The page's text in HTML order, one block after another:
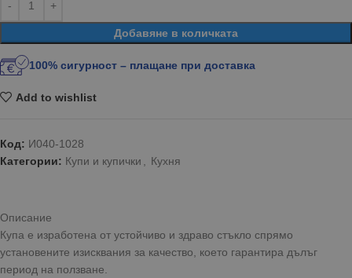
Добавяне в количката
100% сигурност – плащане при доставка
Add to wishlist
Код: И040-1028
Категории: Купи и купички Кухня
Описание
Купа е изработена от устойчиво и здраво стъкло спрямо
установените изисквания за качество, което гарантира дълъг
период на ползване.